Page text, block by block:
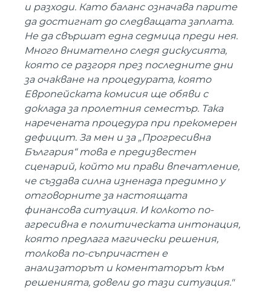
и разходи. Като баланс означава парите
да достигнат до следващата заплата.
Не да свършат една седмица преди нея.
Много внимателно следя дискусията,
която се разгоря през последните дни
за очакване на процедурата, която
Европейската комисия ще обяви с
доклада за пролетния семестър. Така
наречената процедура при прекомерен
дефицит. За мен и за „Прогресивна
България“ това е предизвестен
сценарий, който ми прави впечатление,
че създава силна изненада предимно у
отговорните за настоящата
финансова ситуация. И колкото по-
агресивна е политическата интонация,
която предлага магически решения,
толкова по-съпричастен е
анализаторът и коментаторът към
решенията, довели до тази ситуация."